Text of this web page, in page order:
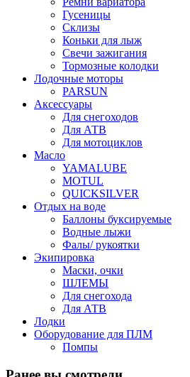
Гусеницы
Склизы
Коньки для лыж
Свечи зажигания
Тормозные колодки
Лодочные моторы
PARSUN
Аксессуары
Для снегоходов
Для АТВ
Для мотоциклов
Масло
YAMALUBE
MOTUL
QUICKSILVER
Отдых на воде
Баллоны буксируемые
Водные лыжи
Фалы/ рукоятки
Экипировка
Маски, очки
ШЛЕМЫ
Для снегохода
Для АТВ
Лодки
Оборудование для ПЛМ
Помпы